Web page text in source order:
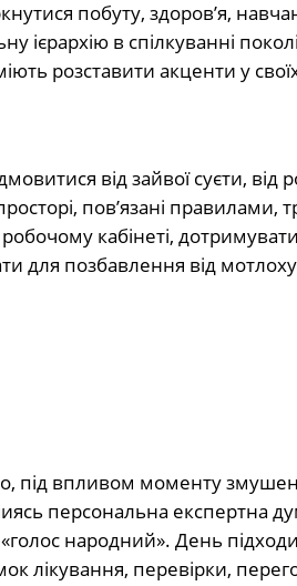
побуту, здоров’я,
в спілкуванні
розставити акценти у
від зайвої суєти, від
пов’язані правилами,
кабінеті,
для позбавлення від
під впливом моменту
персональна експертна
народний». День
лікування, перевірки,